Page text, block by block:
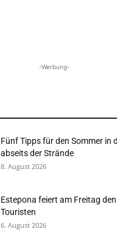
-Werbung-
Fünf Tipps für den Sommer in
abseits der Strände
8. August 2026
Estepona feiert am Freitag
Touristen
6. August 2026